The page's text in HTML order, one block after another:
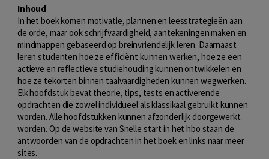
Inhoud
In het boek komen motivatie, plannen en leesstrategieën aan
de orde, maar ook schrijfvaardigheid, aantekeningen maken en
mindmappen gebaseerd op breinvriendelijk leren. Daarnaast
leren studenten hoe ze efficiënt kunnen werken, hoe ze een
actieve en reflectieve studiehouding kunnen ontwikkelen en
hoe ze tekorten binnen taalvaardigheden kunnen wegwerken.
Elk hoofdstuk bevat theorie, tips, tests en activerende
opdrachten die zowel individueel als klassikaal gebruikt kunnen
worden. Alle hoofdstukken kunnen afzonderlijk doorgewerkt
worden. Op de website van Snelle start in het hbo staan de
antwoorden van de opdrachten in het boek en links naar meer
sites.